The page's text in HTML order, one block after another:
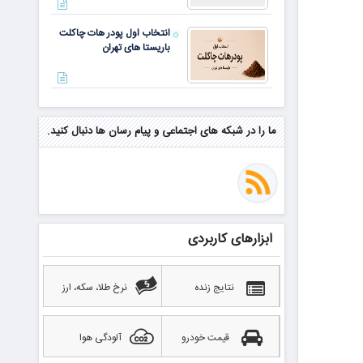
انتخاب اول پودر هات چاکلت
باریستا های تهران
مهم‌ترین مهارت برای موفقیت از
نگاه وارن بافت و جف بزوس
منتظر سقوط قی
بهترین صرافی ارز دیجیتال
خارجی بدون تحریم را بشناسید؛
آپدیت ۲۰۲۶
ما را در شبکه های اجتماعی و پیام رسان ها دنبال کنید.
ابزارهای کاربردی
نتایج زنده نرخ طلا، سکه، ارز
قیمت خودرو آلودگی هوا